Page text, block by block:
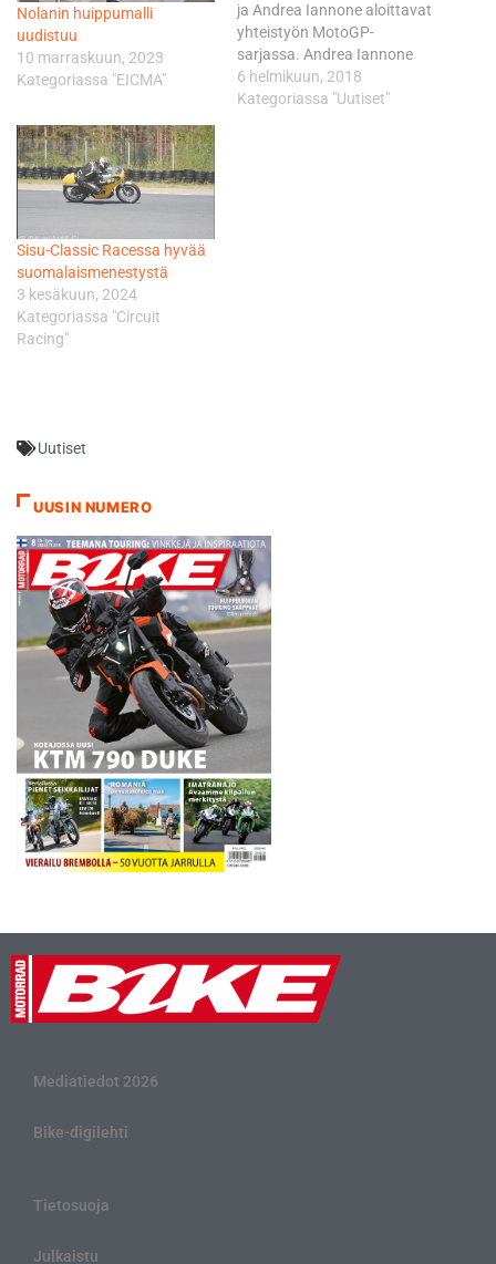
Nolanin huippumalli
uudistuu
10 marraskuun, 2023
Kategoriassa "EICMA"
ja Andrea Iannone aloittavat
yhteistyön MotoGP-
sarjassa. Andrea Iannone
ajaa HJC:n kypärällä
MotoGP-kaudet 2018 ja
6 helmikuun, 2018
Kategoriassa "Uutiset"
Sisu-Classic Racessa hyvää
suomalaismenestystä
3 kesäkuun, 2024
Kategoriassa "Circuit
Racing"
Uutiset
UUSIN NUMERO
Mediatiedot 2026
Bike-digilehti
Tietosuoja
Julkaistu